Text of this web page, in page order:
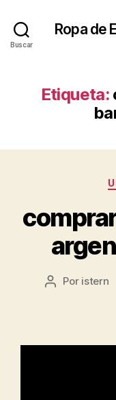
Buscar
Ropa de
Etiqueta:
Autor
Por istern